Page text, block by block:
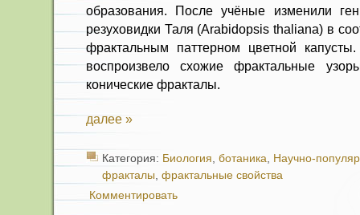
образования. После учёные изменили
резуховидки Таля (Arabidopsis thaliana) в
фрактальным паттерном цветной
воспроизвело схожие фрактальные
конические фракталы.
далее »
Категория: Биология, ботаника, Научно-
фракталы, фрактальные свойства
Комментировать